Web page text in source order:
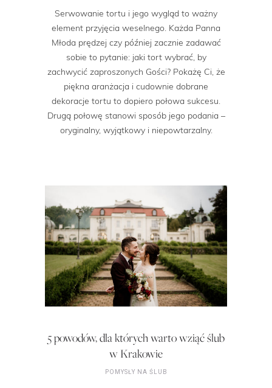
Serwowanie tortu i jego wygląd to ważny
element przyjęcia weselnego. Każda Panna
Młoda prędzej czy później zacznie zadawać
sobie to pytanie: jaki tort wybrać, by
zachwycić zaproszonych Gości? Pokażę Ci, że
piękna aranżacja i cudownie dobrane
dekoracje tortu to dopiero połowa sukcesu.
Drugą połowę stanowi sposób jego podania –
oryginalny, wyjątkowy i niepowtarzalny.
5 powodów, dla których warto wziąć ślub
w Krakowie
POMYSŁY NA ŚLUB